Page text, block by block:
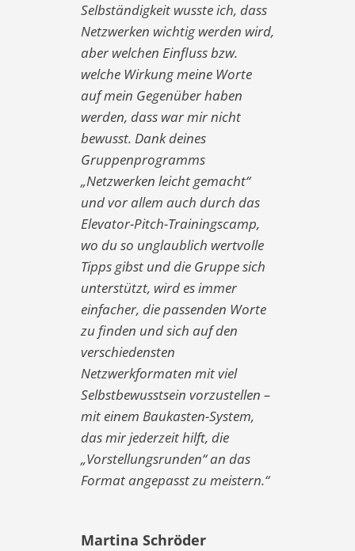
Selbständigkeit wusste ich, dass
Netzwerken wichtig werden wird,
aber welchen Einfluss bzw.
welche Wirkung meine Worte
auf mein Gegenüber haben
werden, dass war mir nicht
bewusst. Dank deines
Gruppenprogramms
„Netzwerken leicht gemacht“
und vor allem auch durch das
Elevator-Pitch-Trainingscamp,
wo du so unglaublich wertvolle
Tipps gibst und die Gruppe sich
unterstützt, wird es immer
einfacher, die passenden Worte
zu finden und sich auf den
verschiedensten
Netzwerkformaten mit viel
Selbstbewusstsein vorzustellen –
mit einem Baukasten-System,
das mir jederzeit hilft, die
„Vorstellungsrunden“ an das
Format angepasst zu meistern.“
Martina Schröder